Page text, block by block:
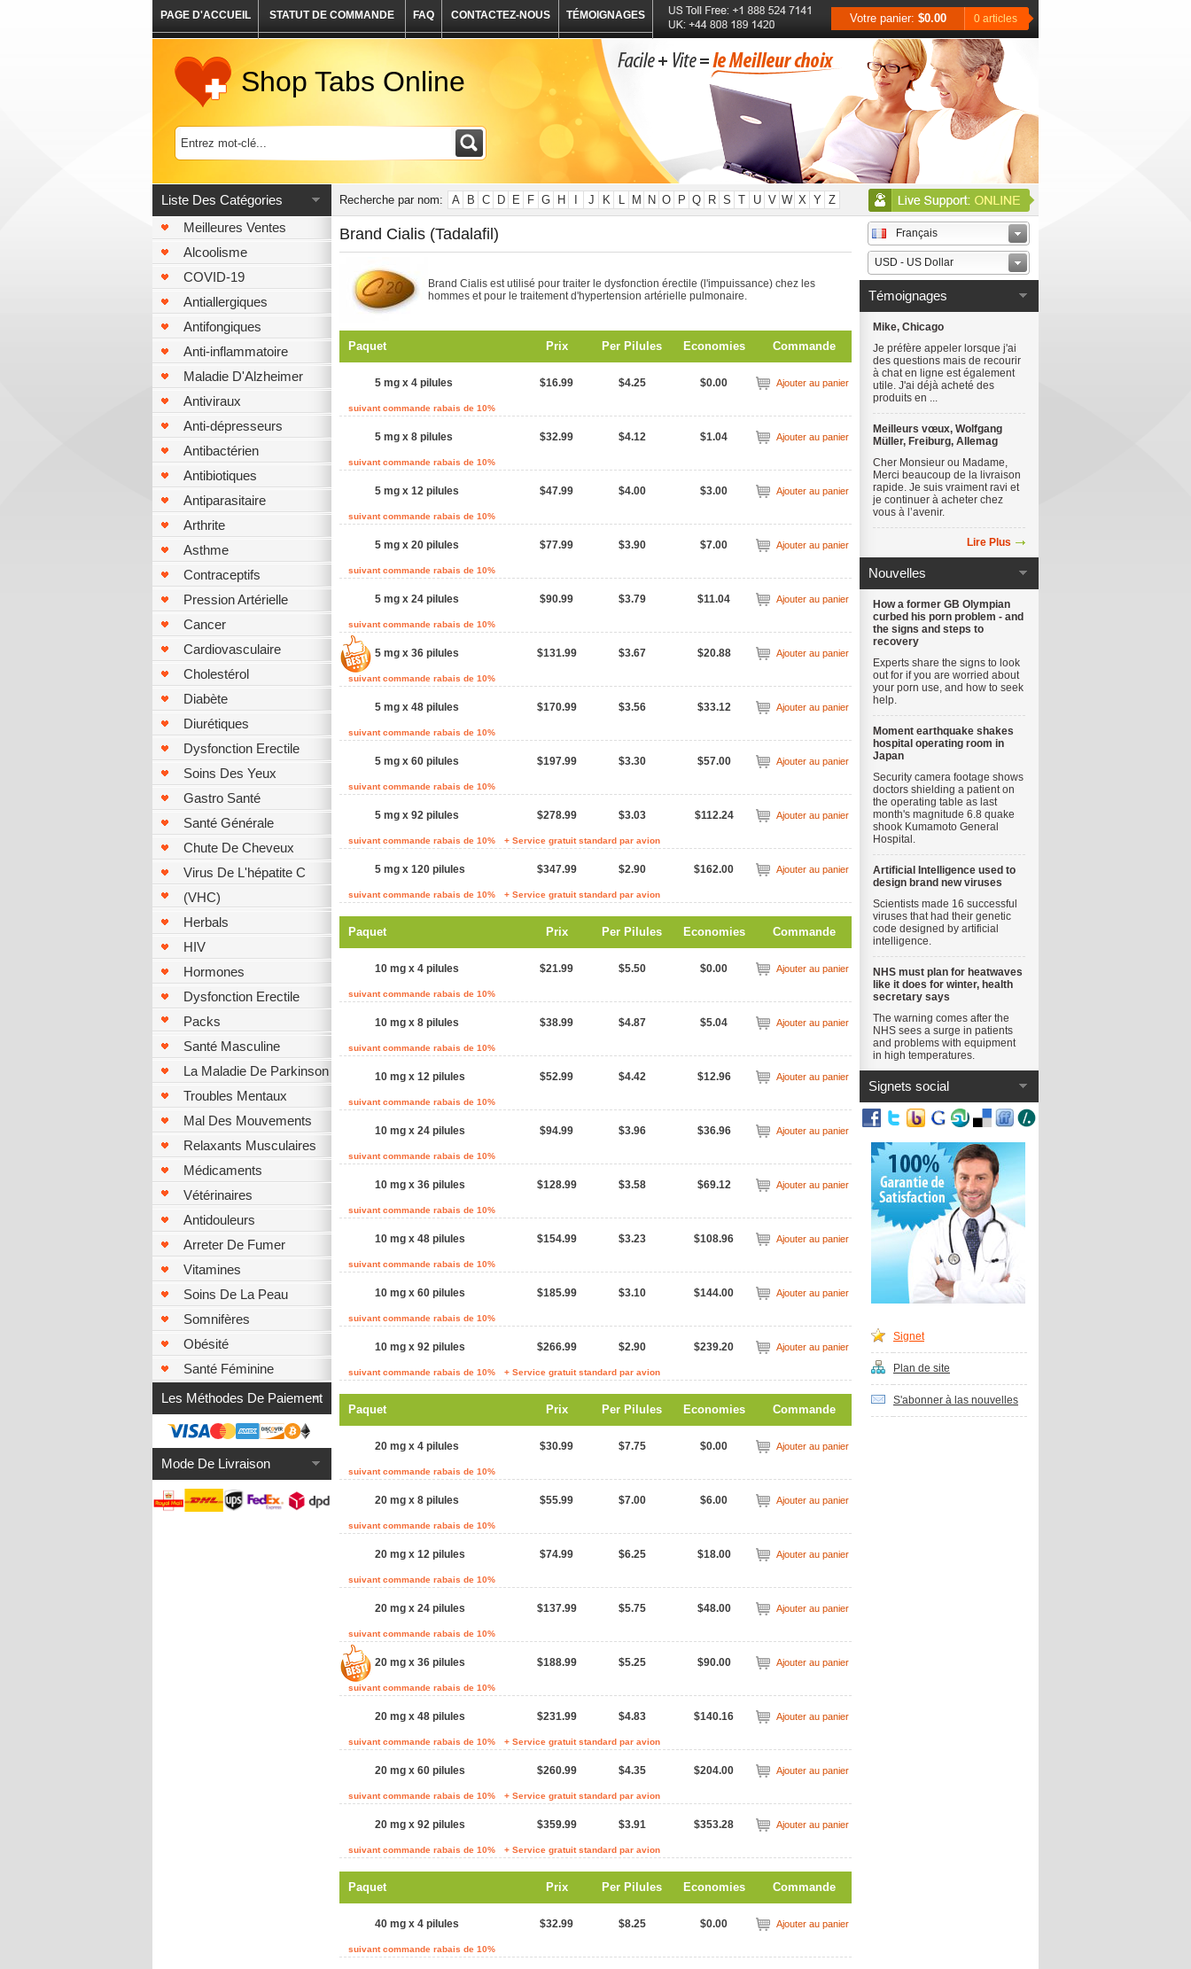
PAGE D'ACCUEIL STATUT DE COMMANDE FAQ CONTACTEZ-NOUS TÉMOIGNAGES Votre panier: $0.00 0 articles
Shop Tabs Online
Liste Des Catégories
Meilleures Ventes
Alcoolisme
COVID-19
Antiallergiques
Antifongiques
Anti-inflammatoire
Maladie D'Alzheimer
Antiviraux
Anti-dépresseurs
Antibactérien
Antibiotiques
Antiparasitaire
Arthrite
Asthme
Contraceptifs
Pression Artérielle
Cancer
Cardiovasculaire
Cholestérol
Diabète
Diurétiques
Dysfonction Erectile
Soins Des Yeux
Gastro Santé
Santé Générale
Chute De Cheveux
Virus De L'hépatite C
(VHC)
Herbals
HIV
Hormones
Dysfonction Erectile
Packs
Santé Masculine
La Maladie De Parkinson
Troubles Mentaux
Mal Des Mouvements
Relaxants Musculaires
Médicaments
Vétérinaires
Antidouleurs
Arreter De Fumer
Vitamines
Soins De La Peau
Somnifères
Obésité
Santé Féminine
Les Méthodes De Paiement
Mode De Livraison
Recherche par nom: A B C D E F G H J K L M N O P Q R S T U V W X Y Z
Brand Cialis (Tadalafil)
Brand Cialis est utilisé pour traiter le dysfonction érectile (l'impuissance) chez les
hommes et pour le traitement d'hypertension artérielle pulmonaire.
Paquet Prix Per Pilules Economies Commande
5 mg x 4 pilules $16.99 $4.25 $0.00 Ajouter au panier
suivant commande rabais de 10%
5 mg x 8 pilules $32.99 $4.12 $1.04 Ajouter au panier
suivant commande rabais de 10%
5 mg x 12 pilules $47.99 $4.00 $3.00 Ajouter au panier
suivant commande rabais de 10%
5 mg x 20 pilules $77.99 $3.90 $7.00 Ajouter au panier
suivant commande rabais de 10%
5 mg x 24 pilules $90.99 $3.79 $11.04 Ajouter au panier
suivant commande rabais de 10%
5 mg x 36 pilules $131.99 $3.67 $20.88 Ajouter au panier
suivant commande rabais de 10%
5 mg x 48 pilules $170.99 $3.56 $33.12 Ajouter au panier
suivant commande rabais de 10%
5 mg x 60 pilules $197.99 $3.30 $57.00 Ajouter au panier
suivant commande rabais de 10%
5 mg x 92 pilules $278.99 $3.03 $112.24 Ajouter au panier
suivant commande rabais de 10% + Service gratuit standard par avion
5 mg x 120 pilules $347.99 $2.90 $162.00 Ajouter au panier
suivant commande rabais de 10% + Service gratuit standard par avion
Paquet Prix Per Pilules Economies Commande
10 mg x 4 pilules $21.99 $5.50 $0.00 Ajouter au panier
suivant commande rabais de 10%
10 mg x 8 pilules $38.99 $4.87 $5.04 Ajouter au panier
suivant commande rabais de 10%
10 mg x 12 pilules $52.99 $4.42 $12.96 Ajouter au panier
suivant commande rabais de 10%
10 mg x 24 pilules $94.99 $3.96 $36.96 Ajouter au panier
suivant commande rabais de 10%
10 mg x 36 pilules $128.99 $3.58 $69.12 Ajouter au panier
suivant commande rabais de 10%
10 mg x 48 pilules $154.99 $3.23 $108.96 Ajouter au panier
suivant commande rabais de 10%
10 mg x 60 pilules $185.99 $3.10 $144.00 Ajouter au panier
suivant commande rabais de 10%
10 mg x 92 pilules $266.99 $2.90 $239.20 Ajouter au panier
suivant commande rabais de 10% + Service gratuit standard par avion
Paquet Prix Per Pilules Economies Commande
20 mg x 4 pilules $30.99 $7.75 $0.00 Ajouter au panier
suivant commande rabais de 10%
20 mg x 8 pilules $55.99 $7.00 $6.00 Ajouter au panier
suivant commande rabais de 10%
20 mg x 12 pilules $74.99 $6.25 $18.00 Ajouter au panier
suivant commande rabais de 10%
20 mg x 24 pilules $137.99 $5.75 $48.00 Ajouter au panier
suivant commande rabais de 10%
20 mg x 36 pilules $188.99 $5.25 $90.00 Ajouter au panier
suivant commande rabais de 10%
20 mg x 48 pilules $231.99 $4.83 $140.16 Ajouter au panier
suivant commande rabais de 10% + Service gratuit standard par avion
20 mg x 60 pilules $260.99 $4.35 $204.00 Ajouter au panier
suivant commande rabais de 10% + Service gratuit standard par avion
20 mg x 92 pilules $359.99 $3.91 $353.28 Ajouter au panier
suivant commande rabais de 10% + Service gratuit standard par avion
Paquet Prix Per Pilules Economies Commande
40 mg x 4 pilules $32.99 $8.25 $0.00 Ajouter au panier
suivant commande rabais de 10%
Français
USD - US Dollar
Témoignages
Mike, Chicago
Je préfère appeler lorsque j'ai
des questions mais de recourir
à chat en ligne est également
utile. J'ai déjà acheté des
produits en ...
Meilleurs vœux, Wolfgang
Müller, Freiburg, Allemag
Cher Monsieur ou Madame,
Merci beaucoup de la livraison
rapide. Je suis vraiment ravi et
je continuer à acheter chez
vous à l’avenir.
Lire Plus
Nouvelles
How a former GB Olympian
curbed his porn problem - and
the signs and steps to
recovery
Experts share the signs to look
out for if you are worried about
your porn use, and how to seek
help.
Moment earthquake shakes
hospital operating room in
Japan
Security camera footage shows
doctors shielding a patient on
the operating table as last
month's magnitude 6.8 quake
shook Kumamoto General
Hospital.
Artificial Intelligence used to
design brand new viruses
Scientists made 16 successful
viruses that had their genetic
code designed by artificial
intelligence.
NHS must plan for heatwaves
like it does for winter, health
secretary says
The warning comes after the
NHS sees a surge in patients
and problems with equipment
in high temperatures.
Signets social
Signet
Plan de site
S'abonner à las nouvelles